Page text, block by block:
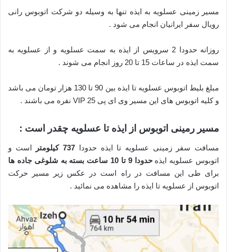
مسیر زمینی عسلویه به ایذه تنها به وسیله دو شرکت اتوبوس رانی
رویال سفر ایرانیان انجام می شود .
روزانه حدودا 2 سرویس از ایذه به سمت عسلویه و از عسلویه به
سمت ایذه در ساعات 15 تا 20 روز انجام می شوند .
مبلغ بلیط اتوبوس عسلویه تا ایذه بین 90 تا 130 هزار تومان می باشد
و کلیه اتوبوس های این مسیر وی ای پی VIP 25 نفره می باشند .
مسیر رمینی اتوبوس از ایذه تا عسلویه چقدر است :
مسافت سفر زمینی عسلویه تا ایذه حدودا 737 کیلومتر
است و
اتوبوس عسلویه ایذهحدودا 9 تا 10 ساعت بسته به شلوغی جاده ها
برای طی این مسافت در راه است در عکس زیر مسیر حرکت
اتوبوس از عسلویه تا ایذه را مشاهده می نمائید .